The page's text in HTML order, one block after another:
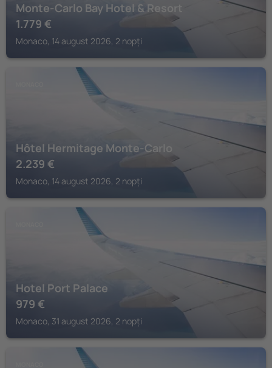
Monte-Carlo Bay Hotel & Resort
1.779 €
Monaco, 14 august 2026, 2 nopți
Hôtel Hermitage Monte-Carlo
2.239 €
Monaco, 14 august 2026, 2 nopți
Hotel Port Palace
979 €
Monaco, 31 august 2026, 2 nopți